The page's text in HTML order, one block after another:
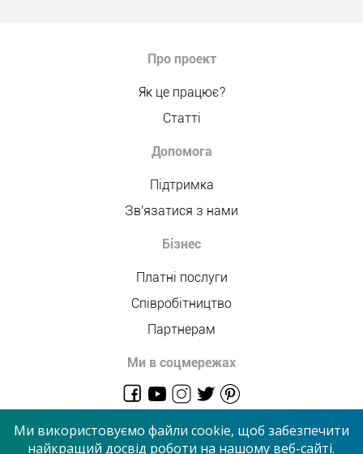
Про проект
Як це працює?
Статті
Допомога
Підтримка
Зв'язатися з нами
Бізнес
Платні послуги
Співробітництво
Партнерам
Ми в соцмережах
Ми використовуємо файли cookie, щоб забезпечити
найкращий досвід роботи на нашому веб-сайті.